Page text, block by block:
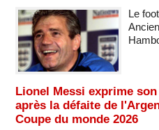
Le
Lionel Messi exprime
après la défaite de
Coupe du monde 2026